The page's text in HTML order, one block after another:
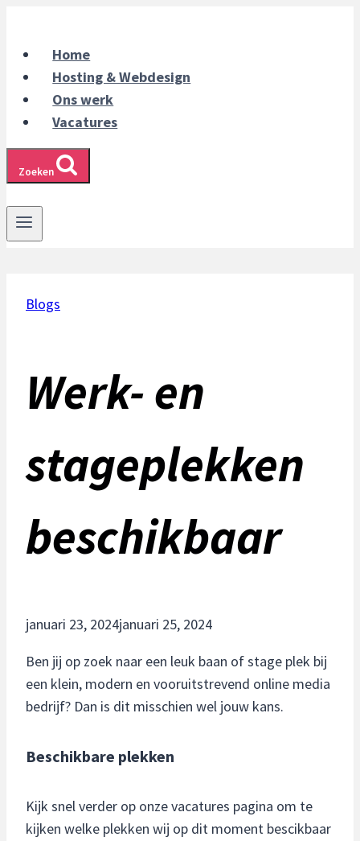
inhoud
Home
Hosting & Webdesign
Ons werk
Vacatures
Zoeken
Blogs
Werk- en
stageplekken
beschikbaar
januari 23, 2024januari 25, 2024
Ben jij op zoek naar een leuk baan of stage plek bij
een klein, modern en vooruitstrevend online media
bedrijf? Dan is dit misschien wel jouw kans.
Beschikbare plekken
Kijk snel verder op onze vacatures pagina om te
kijken welke plekken wij op dit moment bescikbaar